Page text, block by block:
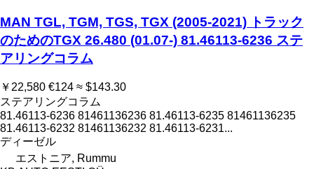
MAN TGL, TGM, TGS, TGX (2005-2021) トラック
のためのTGX 26.480 (01.07-) 81.46113-6236 ステ
アリングコラム
￥22,580 €124 ≈ $143.30
ステアリングコラム
81.46113-6236 81461136236 81.46113-6235 81461136235
81.46113-6232 81461136232 81.46113-6231...
ディーゼル
エストニア, Rummu